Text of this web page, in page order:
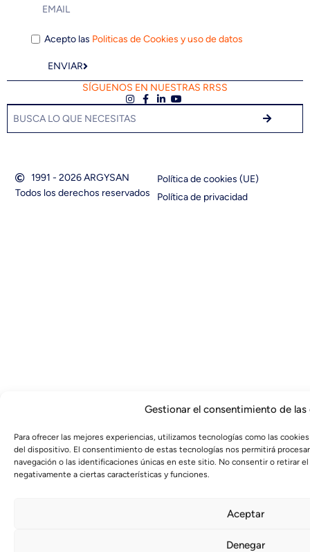
Gestionar el consentimiento de las
Para ofrecer las mejores experiencias, utilizamos tecnologías como las
del dispositivo. El consentimiento de estas tecnologías nos permitirá
navegación o las identificaciones únicas en este sitio. No consentir o retirar
negativamente a ciertas características y funciones.
Aceptar
Denegar
Acepto las Politicas de Cookies y uso de datos
ENVIAR
SÍGUENOS EN NUESTRAS RRSS
1991 - 2026 ARGYSAN
Todos los derechos reservados
Política de cookies (UE)
Política de privacidad